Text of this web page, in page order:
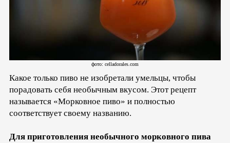
фото: celladorales.com
Какое только пиво не изобретали умельцы, чтобы
порадовать себя необычным вкусом. Этот рецепт
называется «Морковное пиво» и полностью
соответствует своему названию.
Для приготовления необычного морковного пива